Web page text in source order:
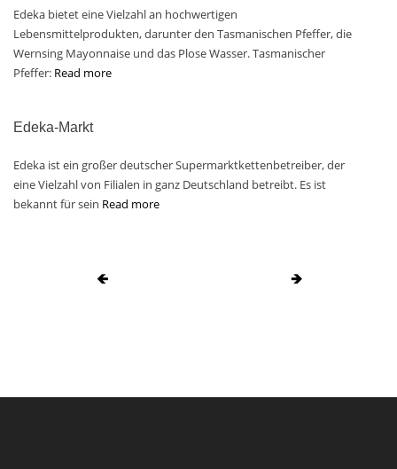
Edeka bietet eine Vielzahl an hochwertigen
Lebensmittelprodukten, darunter den Tasmanischen Pfeffer, die
Wernsing Mayonnaise und das Plose Wasser. Tasmanischer
Pfeffer: Read more
Edeka-Markt
Edeka ist ein großer deutscher Supermarktkettenbetreiber, der
eine Vielzahl von Filialen in ganz Deutschland betreibt. Es ist
bekannt für sein Read more
🡸 🡺